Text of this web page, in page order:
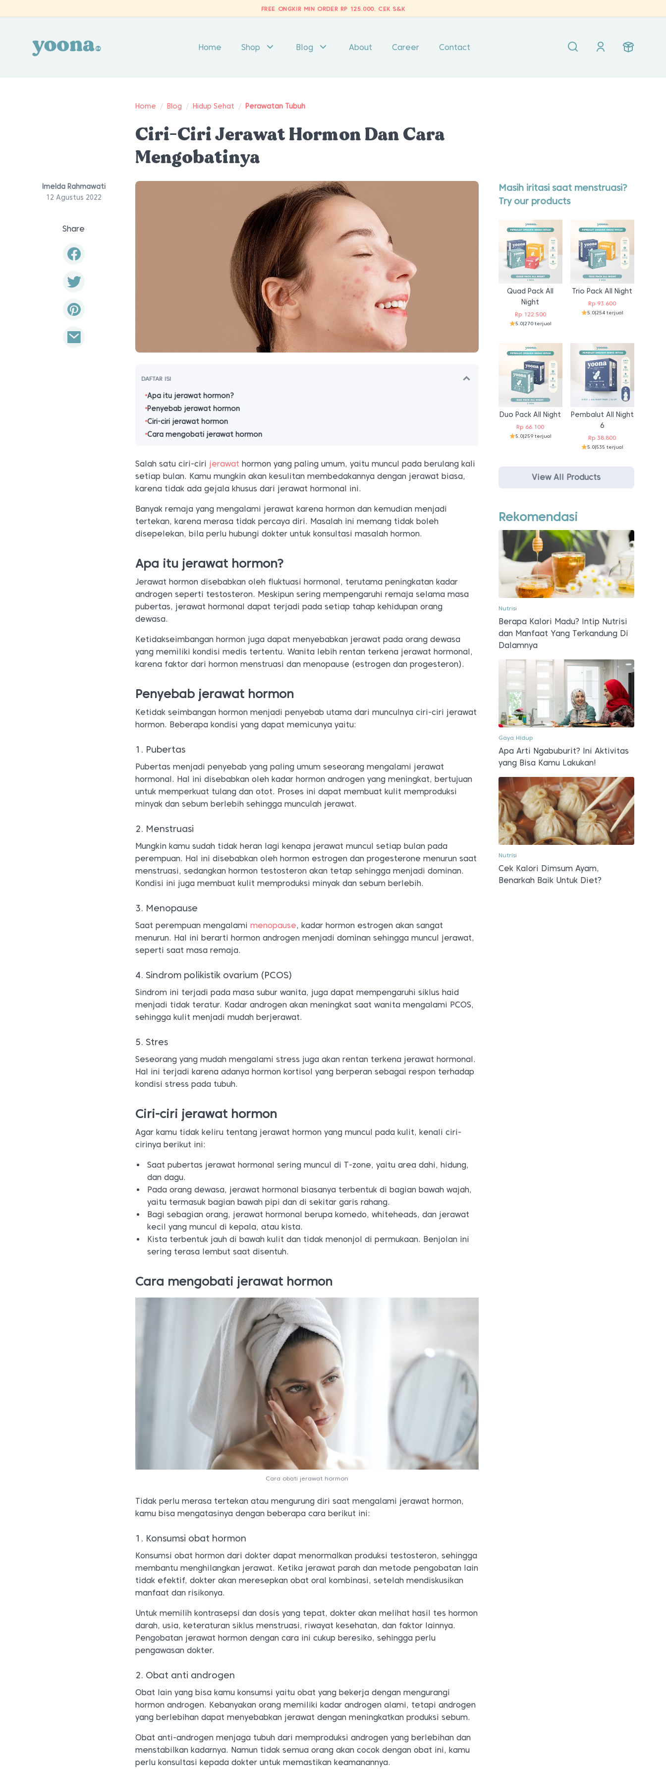
FREE ONGKIR MIN ORDER RP 125.000. CEK S&K
Home Shop Blog About Career Contact
Home / Blog / Hidup Sehat / Perawatan Tubuh
Ciri-Ciri Jerawat Hormon Dan Cara
Mengobatinya
Imelda Rahmawati
12 Agustus 2022
Share
DAFTAR ISI
Apa itu jerawat hormon?
Penyebab jerawat hormon
Ciri-ciri jerawat hormon
Cara mengobati jerawat hormon
Salah satu ciri-ciri jerawat hormon yang paling umum, yaitu muncul pada berulang kali
setiap bulan. Kamu mungkin akan kesulitan membedakannya dengan jerawat biasa,
karena tidak ada gejala khusus dari jerawat hormonal ini.
Banyak remaja yang mengalami jerawat karena hormon dan kemudian menjadi
tertekan, karena merasa tidak percaya diri. Masalah ini memang tidak boleh
disepelekan, bila perlu hubungi dokter untuk konsultasi masalah hormon.
Apa itu jerawat hormon?
Jerawat hormon disebabkan oleh fluktuasi hormonal, terutama peningkatan kadar
androgen seperti testosteron. Meskipun sering mempengaruhi remaja selama masa
pubertas, jerawat hormonal dapat terjadi pada setiap tahap kehidupan orang
dewasa.
Ketidakseimbangan hormon juga dapat menyebabkan jerawat pada orang dewasa
yang memiliki kondisi medis tertentu. Wanita lebih rentan terkena jerawat hormonal,
karena faktor dari hormon menstruasi dan menopause (estrogen dan progesteron).
Penyebab jerawat hormon
Ketidak seimbangan hormon menjadi penyebab utama dari munculnya ciri-ciri jerawat
hormon. Beberapa kondisi yang dapat memicunya yaitu:
1. Pubertas
Pubertas menjadi penyebab yang paling umum seseorang mengalami jerawat
hormonal. Hal ini disebabkan oleh kadar hormon androgen yang meningkat, bertujuan
untuk memperkuat tulang dan otot. Proses ini dapat membuat kulit memproduksi
minyak dan sebum berlebih sehingga munculah jerawat.
2. Menstruasi
Mungkin kamu sudah tidak heran lagi kenapa jerawat muncul setiap bulan pada
perempuan. Hal ini disebabkan oleh hormon estrogen dan progesterone menurun saat
menstruasi, sedangkan hormon testosteron akan tetap sehingga menjadi dominan.
Kondisi ini juga membuat kulit memproduksi minyak dan sebum berlebih.
3. Menopause
Saat perempuan mengalamimenopause, kadar hormon estrogen akan sangat
menurun. Hal ini berarti hormon androgen menjadi dominan sehingga muncul jerawat,
seperti saat masa remaja.
4. Sindrom polikistik ovarium (PCOS)
Sindrom ini terjadi pada masa subur wanita, juga dapat mempengaruhi siklus haid
menjadi tidak teratur. Kadar androgen akan meningkat saat wanita mengalami PCOS,
sehingga kulit menjadi mudah berjerawat.
5. Stres
Seseorang yang mudah mengalami stress juga akan rentan terkena jerawat hormonal.
Hal ini terjadi karena adanya hormon kortisol yang berperan sebagai respon terhadap
kondisi stress pada tubuh.
Ciri-ciri jerawat hormon
Agar kamu tidak keliru tentang jerawat hormon yang muncul pada kulit, kenali ciri-
cirinya berikut ini:
Saat pubertas jerawat hormonal sering muncul di T-zone, yaitu area dahi, hidung,
dan dagu.
Pada orang dewasa, jerawat hormonal biasanya terbentuk di bagian bawah wajah,
yaitu termasuk bagian bawah pipi dan di sekitar garis rahang.
Bagi sebagian orang, jerawat hormonal berupa komedo, whiteheads, dan jerawat
kecil yang muncul di kepala, atau kista.
Kista terbentuk jauh di bawah kulit dan tidak menonjol di permukaan. Benjolan ini
sering terasa lembut saat disentuh.
Cara mengobati jerawat hormon
Cara obati jerawat hormon
Tidak perlu merasa tertekan atau mengurung diri saat mengalami jerawat hormon,
kamu bisa mengatasinya dengan beberapa cara berikut ini:
1. Konsumsi obat hormon
Konsumsi obat hormon dari dokter dapat menormalkan produksi testosteron, sehingga
membantu menghilangkan jerawat. Ketika jerawat parah dan metode pengobatan lain
tidak efektif, dokter akan meresepkan obat oral kombinasi, setelah mendiskusikan
manfaat dan risikonya.
Untuk memilih kontrasepsi dan dosis yang tepat, dokter akan melihat hasil tes hormon
darah, usia, keteraturan siklus menstruasi, riwayat kesehatan, dan faktor lainnya.
Pengobatan jerawat hormon dengan cara ini cukup beresiko, sehingga perlu
pengawasan dokter.
2. Obat anti androgen
Obat lain yang bisa kamu konsumsi yaitu obat yang bekerja dengan mengurangi
hormon androgen. Kebanyakan orang memiliki kadar androgen alami, tetapi androgen
yang berlebihan dapat menyebabkan jerawat dengan meningkatkan produksi sebum.
Obat anti-androgen menjaga tubuh dari memproduksi androgen yang berlebihan dan
menstabilkan kadarnya. Namun tidak semua orang akan cocok dengan obat ini, kamu
perlu konsultasi kepada dokter untuk memastikan keamanannya.
Masih iritasi saat menstruasi?
Try our products
Quad Pack All
Night
Rp122.500
5.0|270 terjual
Trio Pack All Night
Rp 93.600
5.0|254 terjual
Duo Pack All Night
Rp 66.100
5.0|259 terjual
Pembalut All Night
6
Rp 38.800
5.0|535 terjual
View All Products
Rekomendasi
Nutrisi
Berapa Kalori Madu? Intip Nutrisi
dan Manfaat Yang Terkandung Di
Dalamnya
Gaya Hidup
Apa Arti Ngabuburit? Ini Aktivitas
yang Bisa Kamu Lakukan!
Nutrisi
Cek Kalori Dimsum Ayam,
Benarkah Baik Untuk Diet?